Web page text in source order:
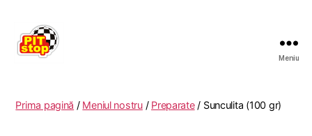
RASNOV
Meniu
Prima pagină / Meniul nostru/ Preparate/ Sunculita (100 gr)